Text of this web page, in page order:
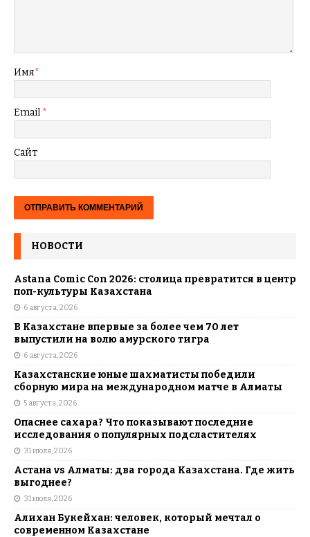
Имя*
Email *
Сайт
НОВОСТИ
Astana Comic Con 2026: столица превратится в центр
поп-культуры Казахстана
6 августа, 2026
В Казахстане впервые за более чем 70 лет
выпустили на волю амурского тигра
6 августа, 2026
Казахстанские юные шахматисты победили
сборную мира на международном матче в Алматы
5 августа, 2026
Опаснее сахара? Что показывают последние
исследования о популярных подсластителях
31 июля, 2026
Астана vs Алматы: два города Казахстана. Где жить
выгоднее?
31 июля, 2026
Алихан Букейхан: человек, который мечтал о
современном Казахстане